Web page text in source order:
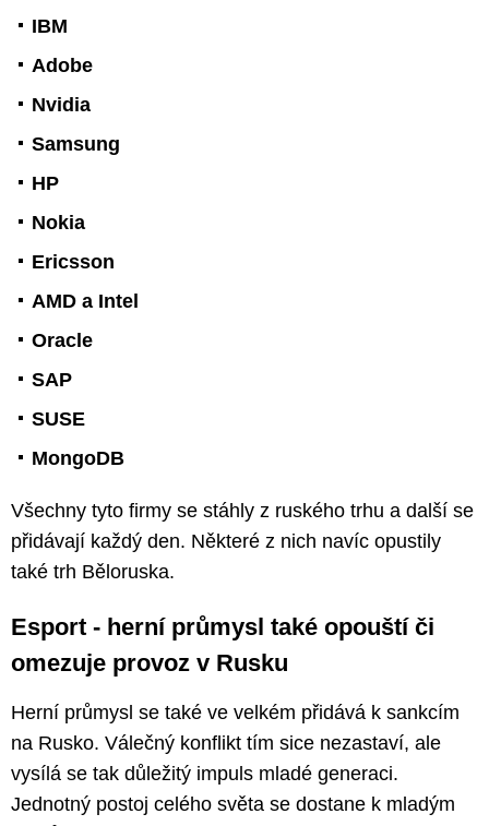
IBM
Adobe
Nvidia
Samsung
HP
Nokia
Ericsson
AMD a Intel
Oracle
SAP
SUSE
MongoDB
Všechny tyto firmy se stáhly z ruského trhu a další se
přidávají každý den. Některé z nich navíc opustily
také trh Běloruska.
Esport - herní průmysl také opouští či
omezuje provoz v Rusku
Herní průmysl se také ve velkém přidává k sankcím
na Rusko. Válečný konflikt tím sice nezastaví, ale
vysílá se tak důležitý impuls mladé generaci.
Jednotný postoj celého světa se dostane k mladým